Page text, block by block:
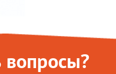
вопросы?